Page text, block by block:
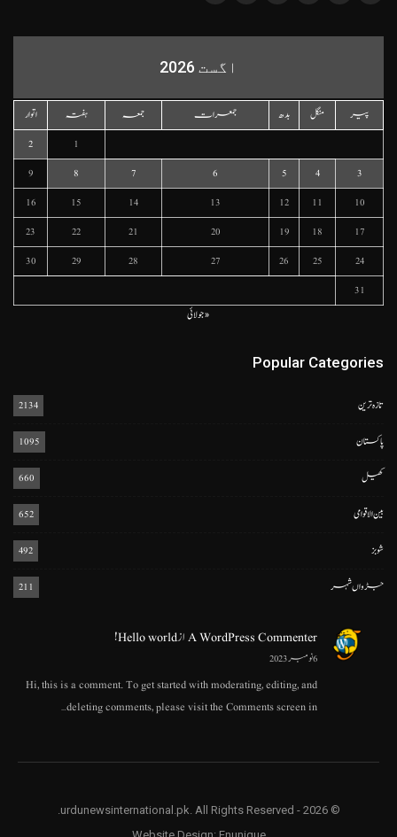
اگست 2026
پیر منگل بدھ جمعرات جمعہ ہفتہ
اتوار
1
2
3
4
5
6
7
8
9
10
11
12
13
14
15
16
17
18
19
20
21
22
23
24
25
26
27
28
29
30
31
« جولائی
Popular Categories
تازہ ترین 2134
پاکستان 1095
کھیل 660
بین الاقوامی 652
شوبز 492
جڑواں شہر 211
A WordPress CommenterازHello world!
6 نومبر 2023
Hi, this is a comment. To get started with moderating, editing, and
deleting comments, please visit the Comments screen in…
© 2026 - urdunewsinternational.pk. All Rights Reserved.